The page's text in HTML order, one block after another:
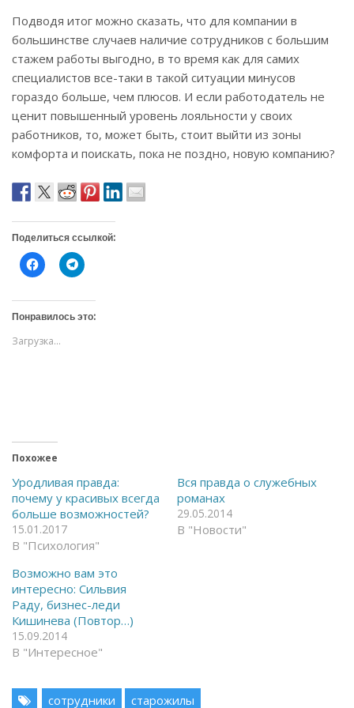
Подводя итог можно сказать, что для компании в
большинстве случаев наличие сотрудников с большим
стажем работы выгодно, в то время как для самих
специалистов все-таки в такой ситуации минусов
гораздо больше, чем плюсов. И если работодатель не
ценит повышенный уровень лояльности у своих
работников, то, может быть, стоит выйти из зоны
комфорта и поискать, пока не поздно, новую компанию?
Поделиться ссылкой:
Н
а
и
т
е
ч
т
ь
а
F
a
e
b
o
(
О
т
к
р
ы
в
а
е
Н
а
и
т
е
с
я
в
e
g
a
m
(
О
т
к
в
я
Понравилось это:
Загрузка...
Похожее
Уродливая правда:
почему у красивых всегда
больше возможностей?
15.01.2017
В "Психология"
Вся правда о служебных
романах
29.05.2014
В "Новости"
Возможно вам это
интересно: Сильвия
Раду, бизнес-леди
Кишинева (Повтор…)
15.09.2014
В "Интересное"
сотрудники старожилы